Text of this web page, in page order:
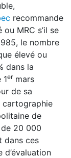
recommande
MRC s’il se
le nombre
élevé ou
dans la
1ermars
de sa
cartographie
de
20 000
dans ces